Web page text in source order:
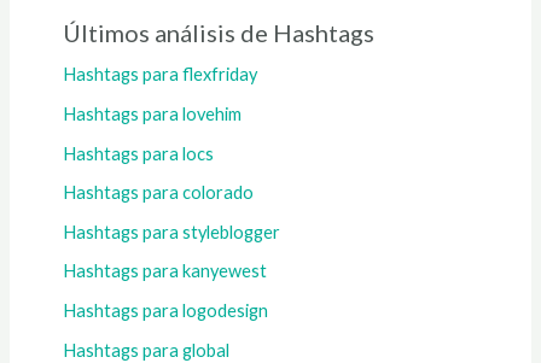
Últimos análisis de Hashtags
Hashtags para flexfriday
Hashtags para lovehim
Hashtags para locs
Hashtags para colorado
Hashtags para styleblogger
Hashtags para kanyewest
Hashtags para logodesign
Hashtags para global